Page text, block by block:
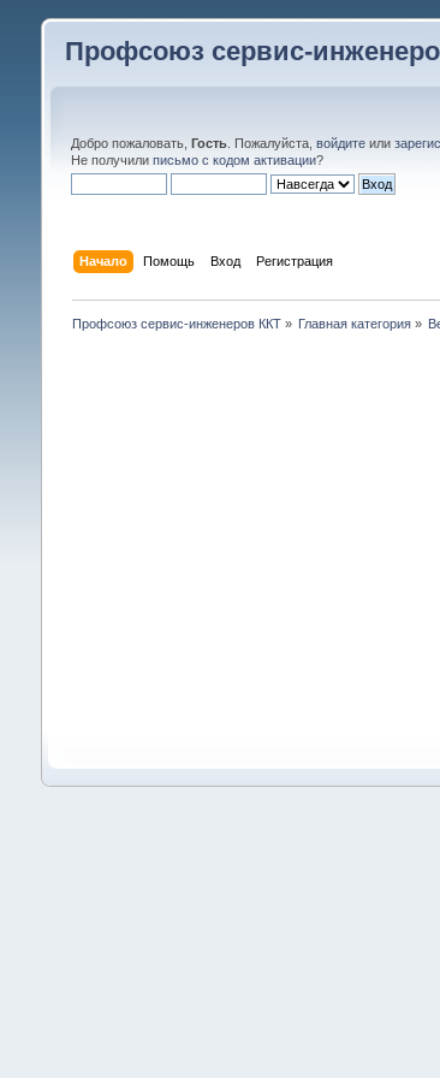
Профсоюз сервис-
Добро пожаловать, Гость. Пожалуйста, войдитеили
Не получили письмо с кодом активации?
Начало Помощь Вход Регистрация
Профсоюз сервис-инженеров ККТ» Главная категория »